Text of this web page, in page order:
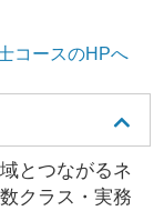
コースのHPへ
とつながるネ
クラス・実務